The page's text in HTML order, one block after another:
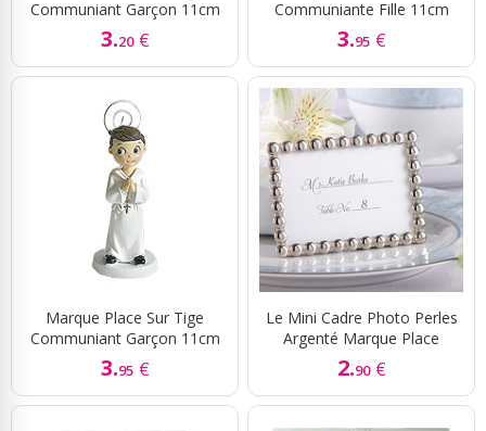
Communiant Garçon 11cm
3.20 €
Communiante Fille 11cm
3.95 €
Marque Place Sur Tige
Communiant Garçon 11cm
3.95 €
Le Mini Cadre Photo Perles
Argenté Marque Place
2.90 €